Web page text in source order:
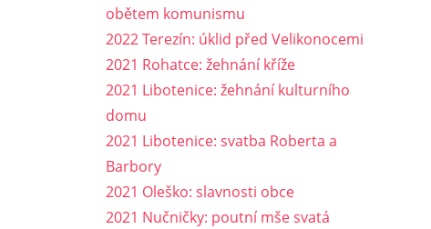
obětem komunismu
2022 Terezín: úklid před Velikonocemi
2021 Rohatce: žehnání kříže
2021 Libotenice: žehnání kulturního
domu
2021 Libotenice: svatba Roberta a
Barbory
2021 Oleško: slavnosti obce
2021 Nučničky: poutní mše svatá